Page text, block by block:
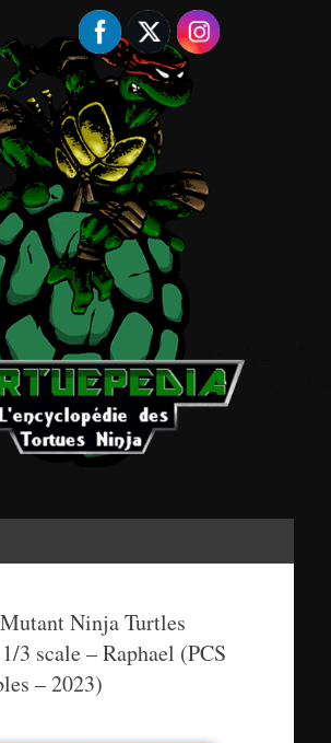
Ninja Turtles
3 scale – Raphael (PCS
– 2023)